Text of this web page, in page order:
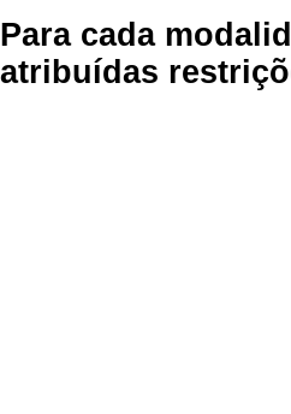
Para cada
atribuídas